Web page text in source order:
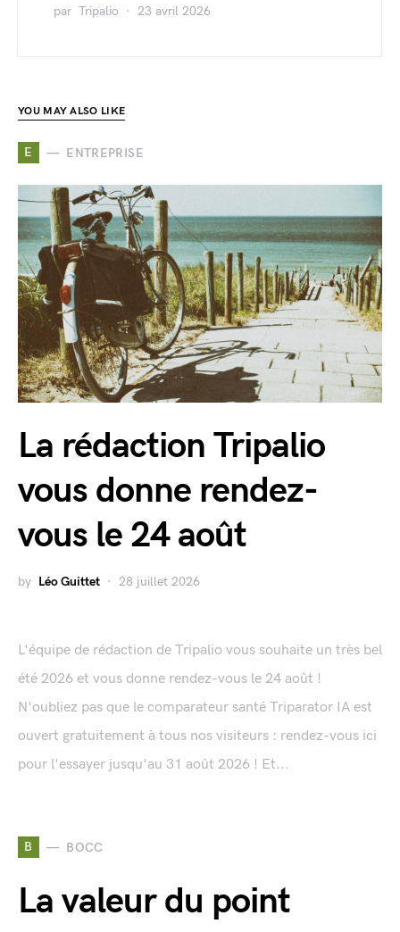
par Tripalio 23 avril 2026
YOU MAY ALSO LIKE
E ENTREPRISE
La rédaction Tripalio
vous donne rendez-
vous le 24 août
by Léo Guittet 28 juillet 2026
L'équipe de rédaction de Tripalio vous souhaite un très bel
été 2026 et vous donne rendez-vous le 24 août !
N'oubliez pas que le comparateur santé Triparator IA est
ouvert gratuitement à tous nos visiteurs : rendez-vous ici
pour l'essayer jusqu'au 31 août 2026 ! Et...
B BOCC
La valeur du point